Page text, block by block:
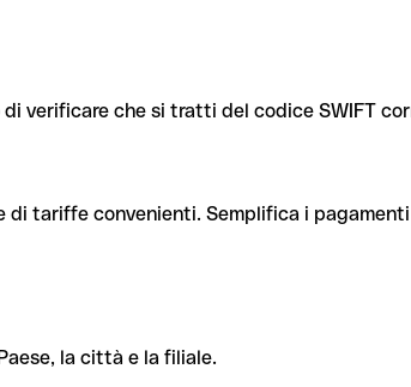
verificare che si tratti del codice SWIFT
di tariffe convenienti. Semplifica i
la città e la filiale.